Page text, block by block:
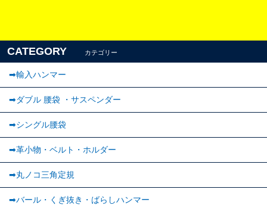
CATEGORY カテゴリー
➡輸入ハンマー
➡ダブル 腰袋 ・サスペンダー
➡︎シングル腰袋
➡︎革小物・ベルト・ホルダー
➡丸ノコ三角定規
➡バール・くぎ抜き・ばらしハンマー